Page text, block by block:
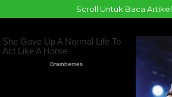
to
Scroll Untuk Baca Artikel